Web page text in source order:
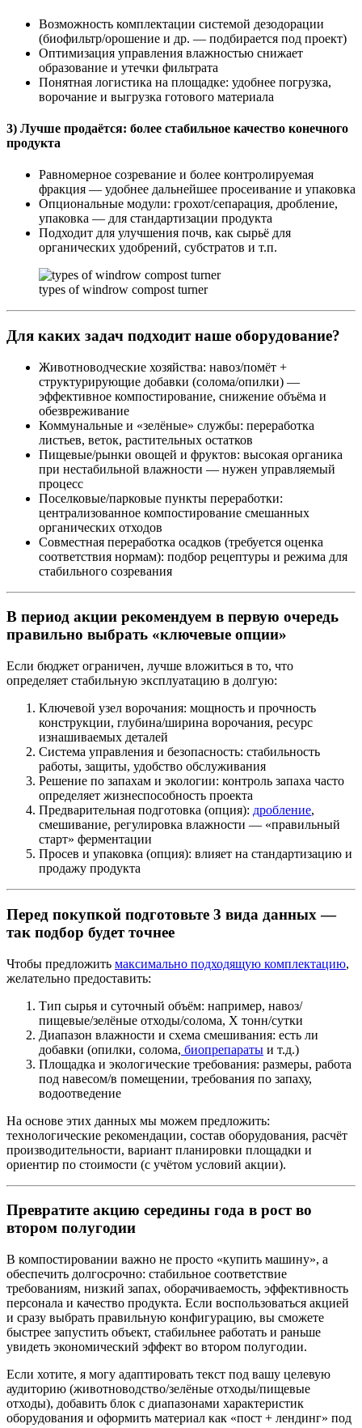
Возможность комплектации системой дезодорации
(биофильтр/орошение и др. — подбирается под проект)
Оптимизация управления влажностью снижает
образование и утечки фильтрата
Понятная логистика на площадке: удобнее погрузка,
ворочание и выгрузка готового материала
3) Лучше продаётся: более стабильное качество конечного
продукта
Равномерное созревание и более контролируемая
фракция — удобнее дальнейшее просеивание и упаковка
Опциональные модули: грохот/сепарация, дробление,
упаковка — для стандартизации продукта
Подходит для улучшения почв, как сырьё для
органических удобрений, субстратов и т.п.
types of windrow compost turner
Для каких задач подходит наше оборудование?
Животноводческие хозяйства: навоз/помёт +
структурирующие добавки (солома/опилки) —
эффективное компостирование, снижение объёма и
обезвреживание
Коммунальные и «зелёные» службы: переработка
листьев, веток, растительных остатков
Пищевые/рынки овощей и фруктов: высокая органика
при нестабильной влажности — нужен управляемый
процесс
Поселковые/парковые пункты переработки:
централизованное компостирование смешанных
органических отходов
Совместная переработка осадков (требуется оценка
соответствия нормам): подбор рецептуры и режима для
стабильного созревания
В период акции рекомендуем в первую очередь
правильно выбрать «ключевые опции»
Если бюджет ограничен, лучше вложиться в то, что
определяет стабильную эксплуатацию в долгую:
Ключевой узел ворочания: мощность и прочность
конструкции, глубина/ширина ворочания, ресурс
изнашиваемых деталей
Система управления и безопасность: стабильность
работы, защиты, удобство обслуживания
Решение по запахам и экологии: контроль запаха часто
определяет жизнеспособность проекта
Предварительная подготовка (опция): дробление,
смешивание, регулировка влажности — «правильный
старт» ферментации
Просев и упаковка (опция): влияет на стандартизацию и
продажу продукта
Перед покупкой подготовьте 3 вида данных —
так подбор будет точнее
Чтобы предложить максимально подходящую комплектацию,
желательно предоставить:
Тип сырья и суточный объём: например, навоз/
пищевые/зелёные отходы/солома, X тонн/сутки
Диапазон влажности и схема смешивания: есть ли
добавки (опилки, солома, биопрепараты и т.д.)
Площадка и экологические требования: размеры, работа
под навесом/в помещении, требования по запаху,
водоотведение
На основе этих данных мы можем предложить:
технологические рекомендации, состав оборудования, расчёт
производительности, вариант планировки площадки и
ориентир по стоимости (с учётом условий акции).
Превратите акцию середины года в рост во
втором полугодии
В компостировании важно не просто «купить машину», а
обеспечить долгосрочно: стабильное соответствие
требованиям, низкий запах, оборачиваемость, эффективность
персонала и качество продукта. Если воспользоваться акцией
и сразу выбрать правильную конфигурацию, вы сможете
быстрее запустить объект, стабильнее работать и раньше
увидеть экономический эффект во втором полугодии.
Если хотите, я могу адаптировать текст под вашу целевую
аудиторию (животноводство/зелёные отходы/пищевые
отходы), добавить блок с диапазонами характеристик
оборудования и оформить материал как «пост + лендинг» под